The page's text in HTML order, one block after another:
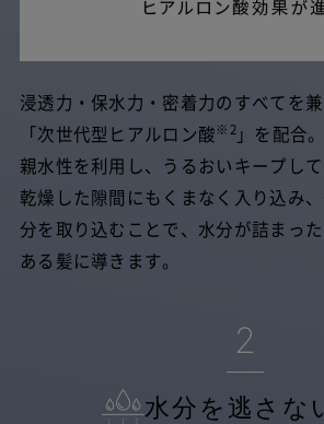
浸透力・保水力・密着力のすべてを
「次世代型ヒアルロン酸※2」を配合
親水性を利用し、うるおいキープして
乾燥した隙間にもくまなく入り込み
分を取り込むことで、水分が詰まっ
ある髪に導きます。
2
水分を逃さな